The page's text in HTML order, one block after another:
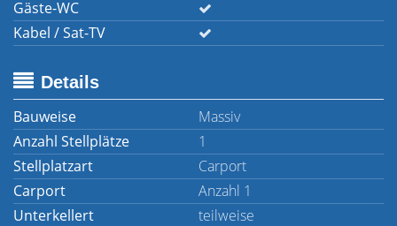
Gäste-WC
Kabel / Sat-TV
Details
Bauweise
Massiv
Anzahl Stellplätze
1
Stellplatzart
Carport
Carport
Anzahl 1
Unterkellert
teilweise